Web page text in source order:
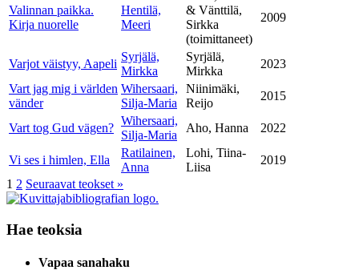
Valinnan paikka.
Kirja nuorelle
Hentilä,
Meeri
& Vänttilä,
Sirkka
(toimittaneet)
2009
Varjot väistyy, Aapeli
Syrjälä,
Mirkka
Syrjälä,
Mirkka
2023
Vart jag mig i världen
vänder
Wihersaari,
Silja-Maria
Niinimäki,
Reijo
2015
Vart tog Gud vägen?
Wihersaari,
Silja-Maria
Aho, Hanna 2022
Vi ses i himlen, Ella
Ratilainen,
Anna
Lohi, Tiina-
Liisa
2019
1 2 Seuraavat teokset »
Hae teoksia
Vapaa sanahaku